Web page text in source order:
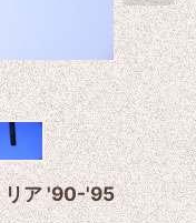
リア '90-'95